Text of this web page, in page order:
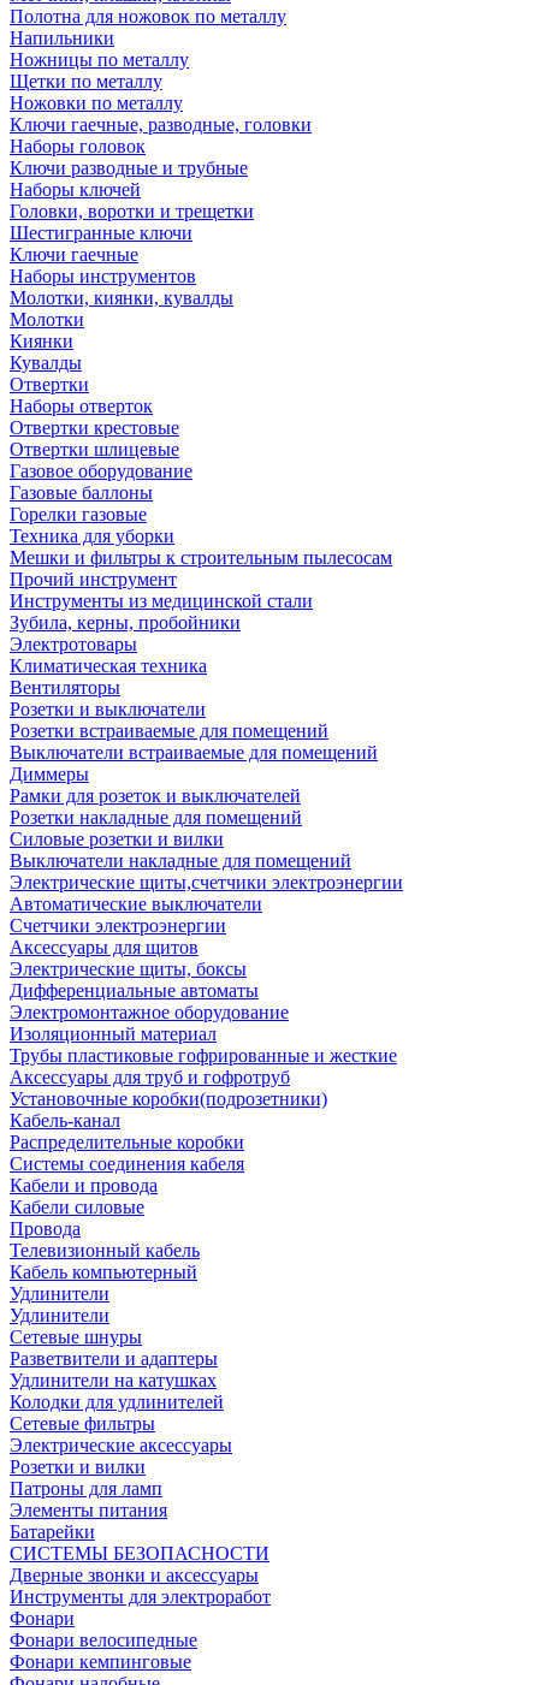
Полотна для ножовок по металлу
Напильники
Ножницы по металлу
Щетки по металлу
Ножовки по металлу
Ключи гаечные, разводные, головки
Наборы головок
Ключи разводные и трубные
Наборы ключей
Головки, воротки и трещетки
Шестигранные ключи
Ключи гаечные
Наборы инструментов
Молотки, киянки, кувалды
Молотки
Киянки
Кувалды
Отвертки
Наборы отверток
Отвертки крестовые
Отвертки шлицевые
Газовое оборудование
Газовые баллоны
Горелки газовые
Техника для уборки
Мешки и фильтры к строительным пылесосам
Прочий инструмент
Инструменты из медицинской стали
Зубила, керны, пробойники
Электротовары
Климатическая техника
Вентиляторы
Розетки и выключатели
Розетки встраиваемые для помещений
Выключатели встраиваемые для помещений
Диммеры
Рамки для розеток и выключателей
Розетки накладные для помещений
Силовые розетки и вилки
Выключатели накладные для помещений
Электрические щиты,счетчики электроэнергии
Автоматические выключатели
Счетчики электроэнергии
Аксессуары для щитов
Электрические щиты, боксы
Дифференциальные автоматы
Электромонтажное оборудование
Изоляционный материал
Трубы пластиковые гофрированные и жесткие
Аксессуары для труб и гофротруб
Установочные коробки(подрозетники)
Кабель-канал
Распределительные коробки
Системы соединения кабеля
Кабели и провода
Кабели силовые
Провода
Телевизионный кабель
Кабель компьютерный
Удлинители
Удлинители
Сетевые шнуры
Разветвители и адаптеры
Удлинители на катушках
Колодки для удлинителей
Сетевые фильтры
Электрические аксессуары
Розетки и вилки
Патроны для ламп
Элементы питания
Батарейки
СИСТЕМЫ БЕЗОПАСНОСТИ
Дверные звонки и аксессуары
Инструменты для электроработ
Фонари
Фонари велосипедные
Фонари кемпинговые